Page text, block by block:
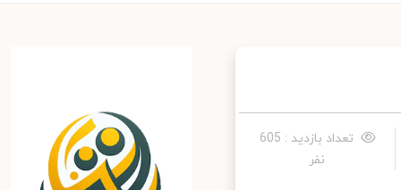
تعداد بازدید : 605
نفر